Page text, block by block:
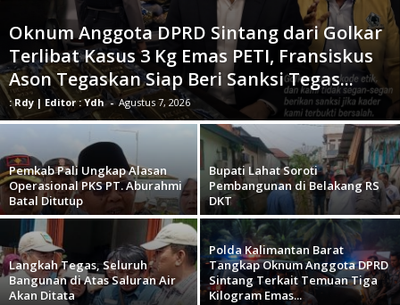
Oknum Anggota DPRD Sintang dari Golkar
Terlibat Kasus 3 Kg Emas PETI, Fransiskus
Ason Tegaskan Siap Beri Sanksi Tegas...
: Rdy | Editor : Ydh - Agustus 7, 2026
Pemkab Pali Ungkap Alasan
Operasional PKS PT. Aburahmi
Batal Ditutup
Bupati Lahat Soroti
Pembangunan di Belakang RS
DKT
Langkah Tegas, Seluruh
Bangunan di Atas Saluran Air
Akan Ditata
Polda Kalimantan Barat
Tangkap Oknum Anggota DPRD
Sintang Terkait Temuan Tiga
Kilogram Emas...